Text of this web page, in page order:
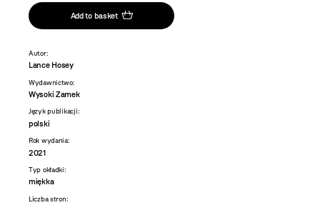
Add to basket
Autor:
Lance Hosey
Wydawnictwo:
Wysoki Zamek
Język publikacji:
polski
Rok wydania:
2021
Typ okładki:
miękka
Liczba stron: